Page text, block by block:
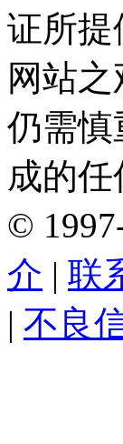
证所提
网站
仍需慎
成的
©
介 | 联
| 不良